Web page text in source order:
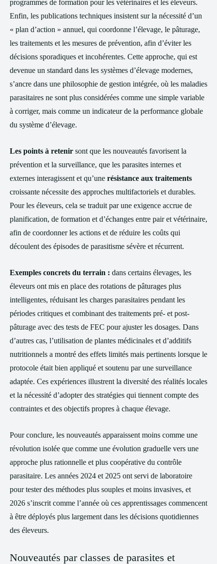
programmes de formation pour les vétérinaires et les éleveurs.
Enfin, les publications techniques insistent sur la nécessité d’un
« plan d’action » annuel, qui coordonne l’élevage, le pâturage,
les traitements et les mesures de prévention, afin d’éviter les
décisions sporadiques et incohérentes. Cette approche, qui est
devenue un standard dans les systèmes d’élevage modernes,
s’ancre dans une philosophie de gestion intégrée, où les maladies
parasitaires ne sont plus considérées comme une simple variable
à corriger, mais comme un indicateur de la performance globale
du système d’élevage.
Les points à retenir sont que les nouveautés favorisent la
prévention et la surveillance, que les parasites internes et
externes interagissent et qu’une résistance aux traitements
croissante nécessite des approches multifactoriels et durables.
Pour les éleveurs, cela se traduit par une exigence accrue de
planification, de formation et d’échanges entre pair et vétérinaire,
afin de coordonner les actions et de réduire les coûts qui
découlent des épisodes de parasitisme sévère et récurrent.
Exemples concrets du terrain : dans certains élevages, les
éleveurs ont mis en place des rotations de pâturages plus
intelligentes, réduisant les charges parasitaires pendant les
périodes critiques et combinant des traitements pré- et post-
pâturage avec des tests de FEC pour ajuster les dosages. Dans
d’autres cas, l’utilisation de plantes médicinales et d’additifs
nutritionnels a montré des effets limités mais pertinents lorsque le
protocole était bien appliqué et soutenu par une surveillance
adaptée. Ces expériences illustrent la diversité des réalités locales
et la nécessité d’adopter des stratégies qui tiennent compte des
contraintes et des objectifs propres à chaque élevage.
Pour conclure, les nouveautés apparaissent moins comme une
révolution isolée que comme une évolution graduelle vers une
approche plus rationnelle et plus coopérative du contrôle
parasitaire. Les années 2024 et 2025 ont servi de laboratoire
pour tester des méthodes plus souples et moins invasives, et
2026 s’inscrit comme l’année où ces apprentissages commencent
à être déployés plus largement dans les décisions quotidiennes
des éleveurs.
Nouveautés par classes de parasites et